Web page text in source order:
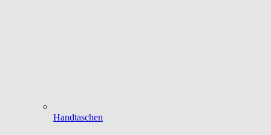
Handtaschen